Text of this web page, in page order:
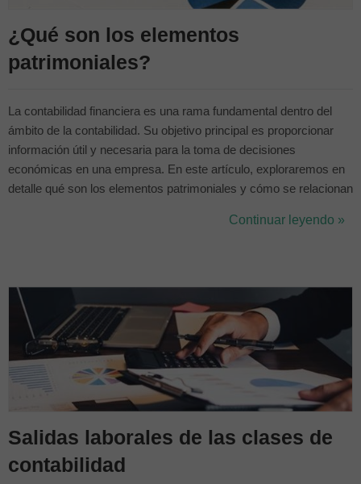
¿Qué son los elementos
patrimoniales?
La contabilidad financiera es una rama fundamental dentro del
ámbito de la contabilidad. Su objetivo principal es proporcionar
información útil y necesaria para la toma de decisiones
económicas en una empresa. En este artículo, exploraremos en
detalle qué son los elementos patrimoniales y cómo se relacionan
que la contabilidad es una de las asignaturas a cursar y andas un
Continuar leyendo »
Salidas laborales de las clases de
contabilidad